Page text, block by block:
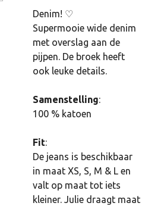
Denim! ♡
Supermooie wide denim
met overslag aan de
pijpen. De broek heeft
ook leuke details.
Samenstelling:
100 % katoen
Fit:
De jeans is beschikbaar
in maat XS, S, M & L en
valt op maat tot iets
kleiner. Julie draagt maat